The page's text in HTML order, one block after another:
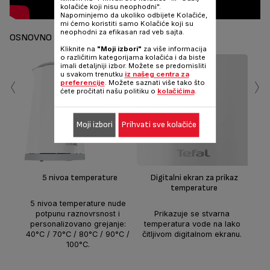
OSNOVNO
5 nivoa temperature
5 nivoa temperature nude
potpunu raznovrsnost i
personalizovano grejanje:
40°C / 70°C / 80°C / 90°C /
100°C.
Digitalni ekran za prikaz
temperature
Prikazuje se stvarna
temperatura vode na lako
čitljivom digitalnom ekranu.
‹ ›
kolačiće koji nisu neophodni".
Napominjemo da ukoliko odbijete Kolačiće,
mi ćemo koristiti samo Kolačiće koji su
neophodni za efikasan rad veb sajta.
Kliknite na "Moji izbori" za više informacija
o različitim kategorijama kolačića i da biste
imali detaljniji izbor. Možete se predomisliti
u svakom trenutku iz našeg centra za
preferencije. Možete saznati više tako što
ćete pročitati našu politiku o kolačićima.
Moji izbori Prihvati sve kolačiće